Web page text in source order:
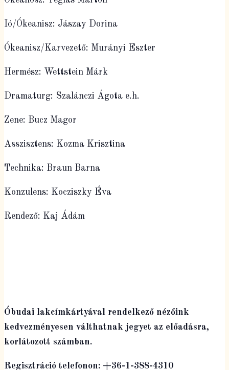
Ió/Ókeanisz: Jászay Dorina
Ókeanisz/Karvezető: Murányi Eszter
Hermész: Wettstein Márk
Dramaturg: Szalánczi Ágota e.h.
Zene: Bucz Magor
Asszisztens: Kozma Krisztina
Technika: Braun Barna
Konzulens: Kocziszky Éva
Rendező: Kaj Ádám
Óbudai lakcímkártyával rendelkező nézőink
kedvezményesen válthatnak jegyet az előadásra,
korlátozott számban.
Regisztráció telefonon: +36-1-388-4310